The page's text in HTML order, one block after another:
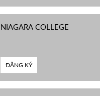
NIAGARA COLLEGE
ĐĂNG KÝ